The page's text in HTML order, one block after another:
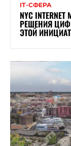
ІТ-СФЕРА
NYC
РЕШЕНИЯ
ЭТОЙ